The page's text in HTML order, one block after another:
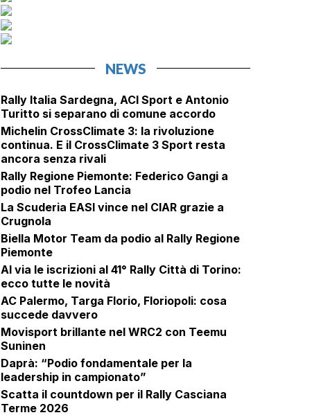
NEWS
Rally Italia Sardegna, ACI Sport e Antonio
Turitto si separano di comune accordo
Michelin CrossClimate 3: la rivoluzione
continua. E il CrossClimate 3 Sport resta
ancora senza rivali
Rally Regione Piemonte: Federico Gangi a
podio nel Trofeo Lancia
La Scuderia EASI vince nel CIAR grazie a
Crugnola
Biella Motor Team da podio al Rally Regione
Piemonte
Al via le iscrizioni al 41° Rally Città di Torino:
ecco tutte le novità
AC Palermo, Targa Florio, Floriopoli: cosa
succede davvero
Movisport brillante nel WRC2 con Teemu
Suninen
Daprà: “Podio fondamentale per la
leadership in campionato”
Scatta il countdown per il Rally Casciana
Terme 2026